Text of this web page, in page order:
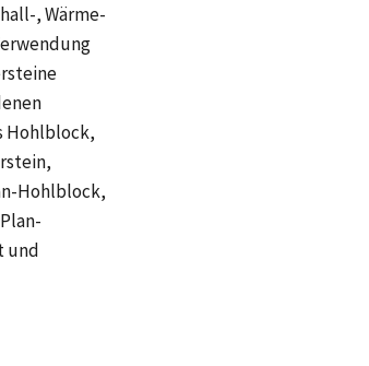
, Wärme-
Hohlblock,
Hohlblock,
und